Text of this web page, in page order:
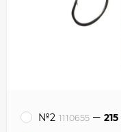
№2 1110655 215